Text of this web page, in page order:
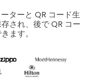
ターと QR コード生
され、後で QR コー
ます。